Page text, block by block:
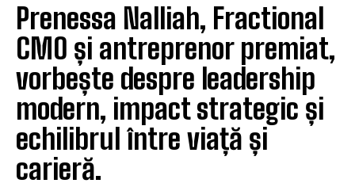
Prenessa Nalliah, Fractional
CMO și antreprenor premiat,
vorbește despre leadership
modern, impact strategic și
echilibrul între viață și
carieră.